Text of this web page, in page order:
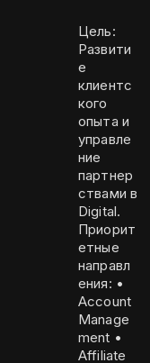
Цель:
Развити
е
клиентс
кого
опыта и
управле
ние
партнер
ствами в
Digital.
Приорит
етные
направл
ения: •
Account
Manage
ment •
Affiliate